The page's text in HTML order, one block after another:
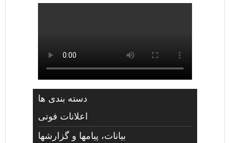
دسته بندی ها
اعلانات فوتی
بیانات، پیامها و گزارشها